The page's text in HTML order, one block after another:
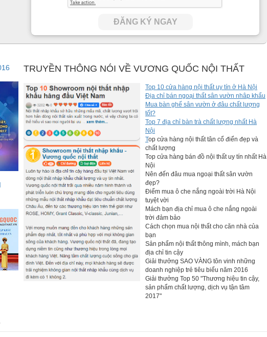
ĐĂNG KÝ NGAY
TRUYỀN THÔNG NÓI VỀ VƯƠNG QUỐC NỘI THẤT
Top 10 cửa hàng nội thất uy tín ở Hà Nội
Địa chỉ bán ngoại thất sân vườn nhâp khẩu
Mua bàn ghế sân vườn ở đâu chất lượng
tốt?
Top 7 địa chỉ bàn trà chất lượng nhất Hà
Nội
Top cửa hàng nội thất tân cổ điển đẹp và
chất lượng
Top cửa hàng bán đồ nội thất uy tín nhất Hà
Nội
Nên đến đâu mua ngoại thất sân vườn
đẹp?
Điểm mua ô che nắng ngoài trời Hà Nội
tuyệt vời
Mách bạn địa chỉ mua ô che nắng ngoài
trời đảm bảo
Cách chọn mua nội thất cho căn nhà của
bạn
Sản phẩm nội thất thông mình, mách bạn
địa chỉ tin cậy
Giải thưởng SAO VÀNG tôn vinh những
doanh nghiệp trẻ tiêu biểu năm 2016
Giải thưởng Top 50 "Thương hiệu tin cậy,
sản phẩm chất lượng, dịch vụ tận tâm
2017"